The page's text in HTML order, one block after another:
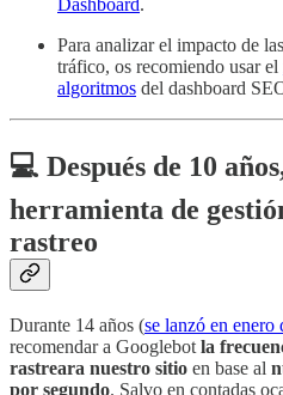
Para analizar el impacto de
tráfico, os recomiendo usar el
algoritmos del dashboard
💻 Después de 10
herramienta de
rastreo
Durante 14 años (se lanzó en enero
recomendar a Googlebot la
rastreara nuestro sitio en base al
por segundo. Salvo en contadas